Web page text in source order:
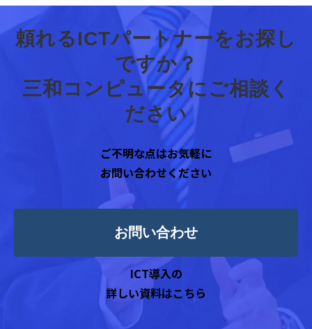
頼れるICTパートナーをお探し
ですか？
三和コンピュータにご相談く
ださい
ご不明な点はお気軽に
お問い合わせください
お問い合わせ
ICT導入の
詳しい資料はこちら